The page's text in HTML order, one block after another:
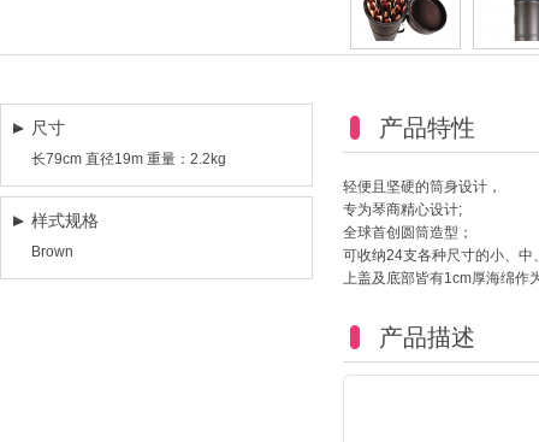
尺寸
长79cm 直径19m 重量：2.2kg
样式规格
Brown
产品特性
轻便且坚硬的筒身设计，
专为琴商精心设计;
全球首创圆筒造型；
可收纳24支各种尺寸的小、中
上盖及底部皆有1cm厚海绵作
产品描述